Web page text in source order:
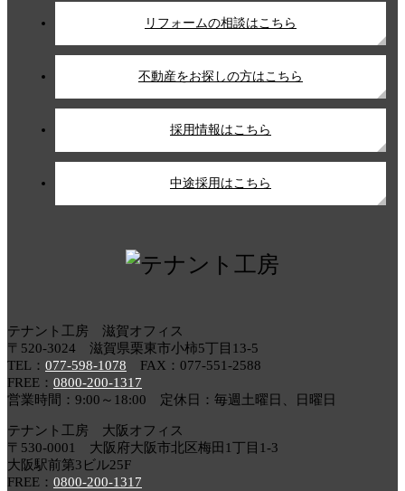
リフォームの相談はこちら
不動産をお探しの方はこちら
採用情報はこちら
中途採用はこちら
テナント工房 滋賀オフィス
〒520-3024 滋賀県栗東市小柿5丁目13-5
TEL： 077-598-1078 FAX：077-551-2588
FREE： 0800-200-1317
営業時間：9:00～18:00 定休日：毎週土曜日、日曜日
テナント工房 大阪オフィス
〒530-0001 大阪府大阪市北区梅田1丁目1-3
大阪駅前第3ビル25F
FREE： 0800-200-1317